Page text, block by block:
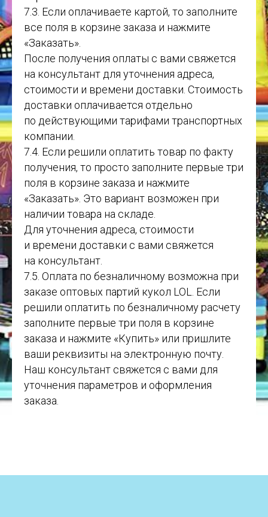
7.3. Если оплачиваете картой, то заполните
все поля в корзине заказа и нажмите
«Заказать».
После получения оплаты с вами свяжется
на консультант для уточнения адреса,
стоимости и времени доставки. Стоимость
доставки оплачивается отдельно
по действующими тарифами транспортных
компании.
7.4. Если решили оплатить товар по факту
получения, то просто заполните первые три
поля в корзине заказа и нажмите
«Заказать». Это вариант возможен при
наличии товара на складе.
Для уточнения адреса, стоимости
и времени доставки с вами свяжется
на консультант.
7.5. Оплата по безналичному возможна при
заказе оптовых партий кукол LOL. Если
решили оплатить по безналичному расчету
заполните первые три поля в корзине
заказа и нажмите «Купить» или пришлите
ваши реквизиты на электронную почту.
Наш консультант свяжется с вами для
уточнения параметров и оформления
заказа.